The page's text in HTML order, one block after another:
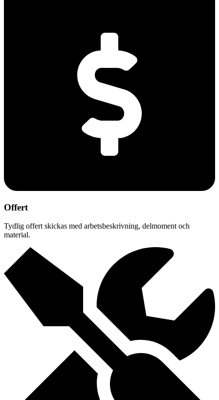
Offert
Tydlig offert skickas med arbetsbeskrivning, delmoment och
material.